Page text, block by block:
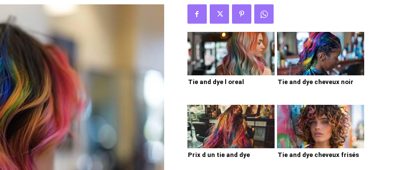
Tie and dye l oreal Tie and dye cheveux noir
Prix d un tie and dye Tie and dye cheveux frisés